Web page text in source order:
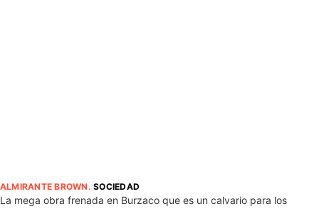
ALMIRANTE BROWN .SOCIEDAD
La mega obra frenada en Burzaco que es un calvario para los